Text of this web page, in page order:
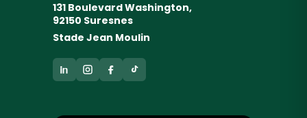
131 Boulevard Washington,
92150 Suresnes
Stade Jean Moulin